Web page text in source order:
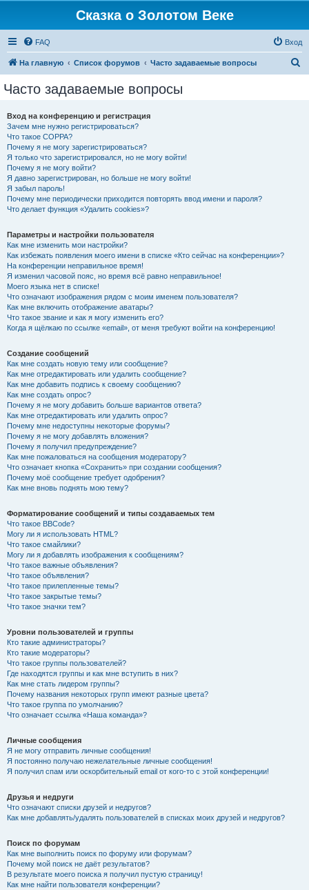
Сказка о Золотом Веке
FAQ Вход
На главную Список форумов Часто задаваемые вопросы
Часто задаваемые вопросы
Вход на конференцию и регистрация
Зачем мне нужно регистрироваться?
Что такое COPPA?
Почему я не могу зарегистрироваться?
Я только что зарегистрировался, но не могу войти!
Почему я не могу войти?
Я давно зарегистрирован, но больше не могу войти!
Я забыл пароль!
Почему мне периодически приходится повторять ввод имени и пароля?
Что делает функция «Удалить cookies»?
Параметры и настройки пользователя
Как мне изменить мои настройки?
Как избежать появления моего имени в списке «Кто сейчас на конференции»?
На конференции неправильное время!
Я изменил часовой пояс, но время всё равно неправильное!
Моего языка нет в списке!
Что означают изображения рядом с моим именем пользователя?
Как мне включить отображение аватары?
Что такое звание и как я могу изменить его?
Когда я щёлкаю по ссылке «email», от меня требуют войти на конференцию!
Создание сообщений
Как мне создать новую тему или сообщение?
Как мне отредактировать или удалить сообщение?
Как мне добавить подпись к своему сообщению?
Как мне создать опрос?
Почему я не могу добавить больше вариантов ответа?
Как мне отредактировать или удалить опрос?
Почему мне недоступны некоторые форумы?
Почему я не могу добавлять вложения?
Почему я получил предупреждение?
Как мне пожаловаться на сообщения модератору?
Что означает кнопка «Сохранить» при создании сообщения?
Почему моё сообщение требует одобрения?
Как мне вновь поднять мою тему?
Форматирование сообщений и типы создаваемых тем
Что такое BBCode?
Могу ли я использовать HTML?
Что такое смайлики?
Могу ли я добавлять изображения к сообщениям?
Что такое важные объявления?
Что такое объявления?
Что такое прилепленные темы?
Что такое закрытые темы?
Что такое значки тем?
Уровни пользователей и группы
Кто такие администраторы?
Кто такие модераторы?
Что такое группы пользователей?
Где находятся группы и как мне вступить в них?
Как мне стать лидером группы?
Почему названия некоторых групп имеют разные цвета?
Что такое группа по умолчанию?
Что означает ссылка «Наша команда»?
Личные сообщения
Я не могу отправить личные сообщения!
Я постоянно получаю нежелательные личные сообщения!
Я получил спам или оскорбительный email от кого-то с этой конференции!
Друзья и недруги
Что означают списки друзей и недругов?
Как мне добавлять/удалять пользователей в списках моих друзей и недругов?
Поиск по форумам
Как мне выполнить поиск по форуму или форумам?
Почему мой поиск не даёт результатов?
В результате моего поиска я получил пустую страницу!
Как мне найти пользователя конференции?